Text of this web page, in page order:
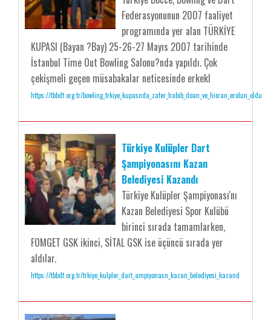
Federasyonunun 2007 faaliyet
programında yer alan TÜRKİYE
KUPASI (Bayan ?Bay) 25-26-27 Mayıs 2007 tarihinde
İstanbul Time Out Bowling Salonu?nda yapıldı. Çok
çekişmeli geçen müsabakalar neticesinde erkekl
https://tbbdf.org.tr/bowling_trkiye_kupasnda_zafer_habib_doan_ve_hicran_erolun_oldu
Türkiye Kulüpler Dart
Şampiyonasını Kazan
Belediyesi Kazandı
Türkiye Kulüpler Şampiyonası'nı
Kazan Belediyesi Spor Kulübü
birinci sırada tamamlarken,
FOMGET GSK ikinci, SİTAL GSK ise üçüncü sırada yer
aldılar.
https://tbbdf.org.tr/trkiye_kulpler_dart_ampiyonasn_kazan_belediyesi_kazand